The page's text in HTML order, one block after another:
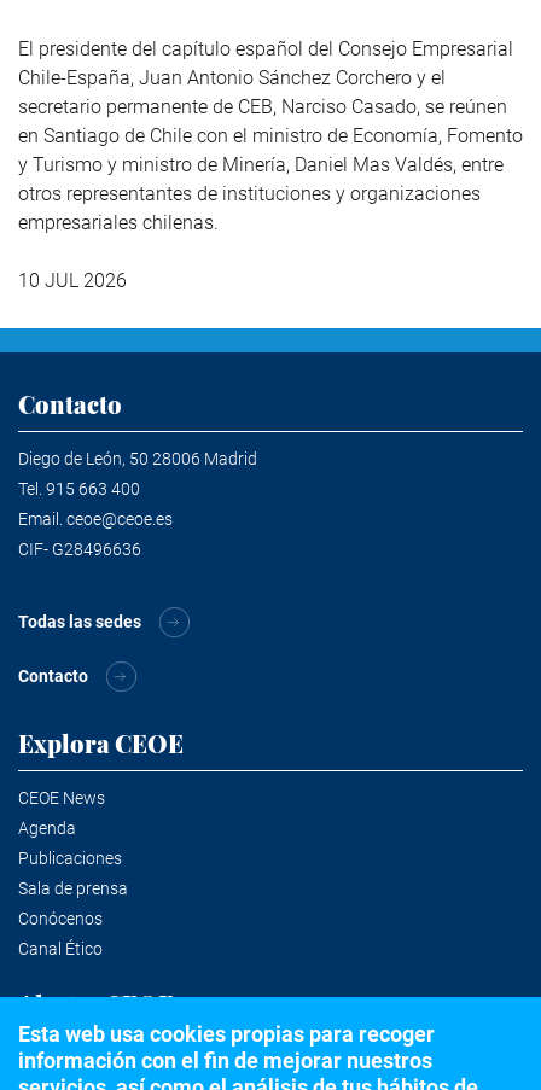
El presidente del capítulo español del Consejo Empresarial
Chile-España, Juan Antonio Sánchez Corchero y el
secretario permanente de CEB, Narciso Casado, se reúnen
en Santiago de Chile con el ministro de Economía, Fomento
y Turismo y ministro de Minería, Daniel Mas Valdés, entre
otros representantes de instituciones y organizaciones
empresariales chilenas.
10 JUL 2026
Contacto
Diego de León, 50 28006 Madrid
Tel. 915 663 400
Email. ceoe@ceoe.es
CIF- G28496636
Todas las sedes
Contacto
Explora CEOE
CEOE News
Agenda
Publicaciones
Sala de prensa
Conócenos
Canal Ético
Alertas CEOE
Suscríbete a la newsletter
Esta web usa cookies propias para recoger
información con el fin de mejorar nuestros